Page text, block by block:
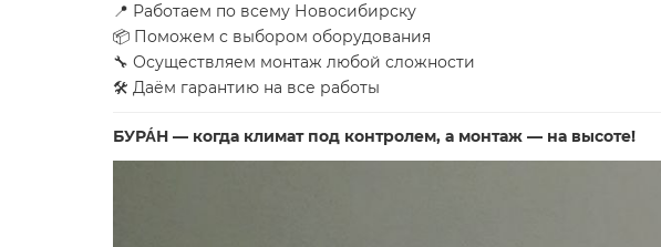
📍 Работаем по всему Новосибирску
📦 Поможем с выбором оборудования
🔧 Осуществляем монтаж любой сложности
🛠 Даём гарантию на все работы
БУРА́Н — когда климат под контролем, а монтаж — на высоте!